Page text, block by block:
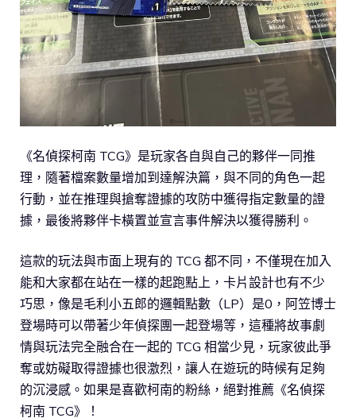
《名偵探柯南 TCG》是玩家各自與自己的夥伴一同推
理，隨著檔案數量增加到達解決篇，與不同的角色一起
行動，並在推理與搶奪證據的攻防中獲得指定數量的證
據，最後將夥伴卡橫置並宣言事件解決以獲得勝利。
這款的玩法與市面上現有的 TCG 都不同，不僅現在加入
能和大家都在站在一樣的起跑點上，卡片設計也有不少
巧思，像是毛利小五郎的邏輯點數（LP）是0，阿笠博士
登場時可以帶著少年偵探團一起登場等，這種將故事劇
情與玩法完全融合在一起的 TCG 相當少見，玩家彼此爭
奪或妨礙取得證據也很激烈，讓人在遊玩的時候有足夠
的沉浸感。如果是喜歡柯南的粉絲，絕對推薦《名偵探
柯南 TCG》！